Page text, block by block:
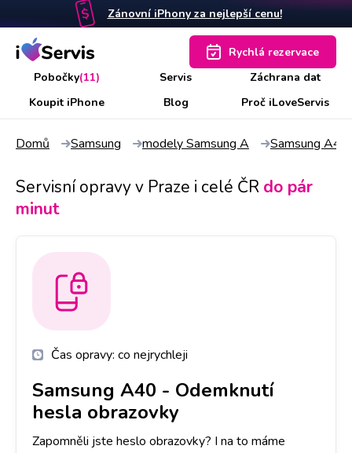
Zánovní iPhony za nejlepší cenu!
Pobočky(11) Servis
Záchrana dat
Koupit iPhone
Blog Proč iLoveServis
Rychlá rezervace
Domů Samsung modely Samsung A Samsung A40
Servisní opravy v Praze i celé ČR do pár
minut
Čas opravy: co nejrychleji
Samsung A40 - Odemknutí
hesla obrazovky
Zapomněli jste heslo obrazovky? I na to máme